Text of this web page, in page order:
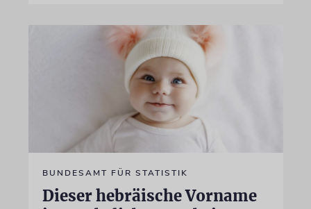
BUNDESAMT FÜR STATISTIK
Dieser hebräische Vorname